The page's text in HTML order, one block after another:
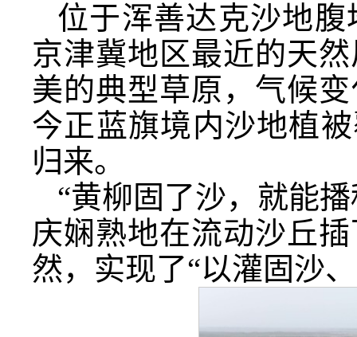
位于浑善达克沙地
京津冀地区最近的天
美的典型草原，气候
今正蓝旗境内沙地植
归来。
“黄柳固了沙，就能
庆娴熟地在流动沙丘
然，实现了“以灌固沙